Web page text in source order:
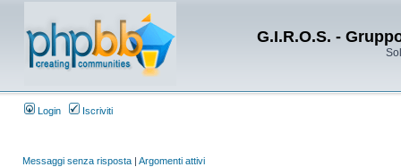
G.I.R.O.S. -
Login Iscriviti
Messaggi senza risposta | Argomenti attivi